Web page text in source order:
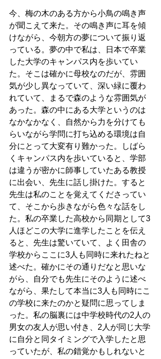
今、梅の木のある方から小鳥の鳴き声
が聞こえて来た。その鳴き声に耳を傾
けながら、今朝方の夢について振り返
っている。夢の中で私は、日本で卒業
した大学のキャンパス内を歩いてい
た。そこは確かに母校なのだが、雰囲
気が少し異なっていて、深い緑に覆わ
れていて、まるで森のような雰囲気が
あった。森の中にある大学というのは
なかなかなく、自然から力を分けても
らいながら学問に打ち込める環境は自
分にとって大変有り難かった。しばら
くキャンパス内を歩いていると、学部
は違うが密かに師事していたある教授
に出会い、先生に話し掛けた。すると
先生は私のことを覚えてくださってい
て、そこから歩きながら色々な話をし
た。私の卒業した高校から同期として3
人ほどこの大学に進学したことを伝え
ると、先生は驚いていて、よく田舎の
学校からここに3人も同時に来れたねと
述べた。確かにその通りだなと思いな
がら、自分でも先生にそのように述べ
ながら、果たして本当に3人も同時にこ
の学校に来たのかと疑問に思ってしま
った。私の脳裏には中学校時代の2人の
男女の友人が思い付き、2人が同じ大学
に自分と同タイミングで入学したと思
っていたが、私の錯覚かもしれないと